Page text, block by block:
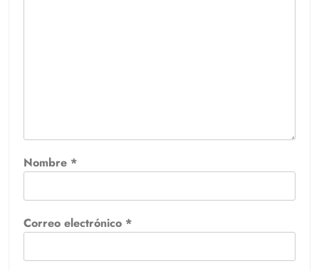
Nombre *
Correo electrónico *